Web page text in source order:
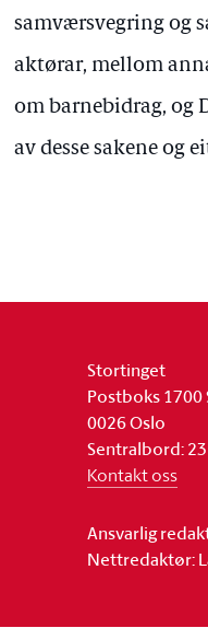
samværsvegring og
aktørar, mellom
om barnebidrag, og
av desse sakene og
Stortinget
Postboks
0026 Oslo
Sentralbord:
Kontakt oss
Ansvarlig
Nettredaktør: